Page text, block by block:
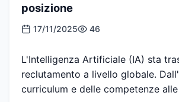
posizione
17/11/2025 46
L'Intelligenza Artificiale (IA) sta
reclutamento a livello globale.
curriculum e delle competenze